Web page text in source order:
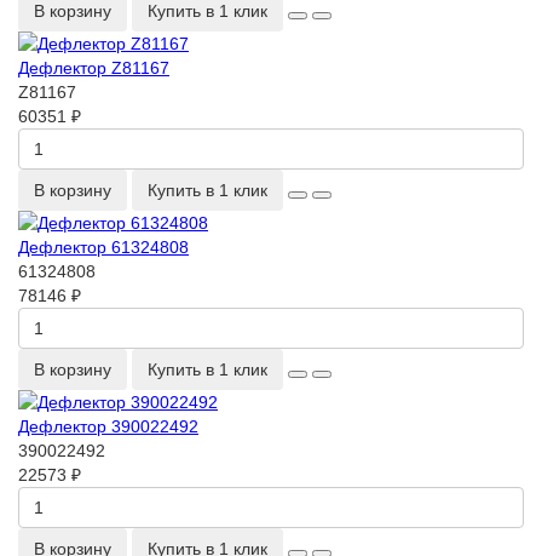
В корзину Купить в 1 клик
Дефлектор Z81167
Z81167
60351 ₽
В корзину Купить в 1 клик
Дефлектор 61324808
61324808
78146 ₽
В корзину Купить в 1 клик
Дефлектор 390022492
390022492
22573 ₽
В корзину Купить в 1 клик